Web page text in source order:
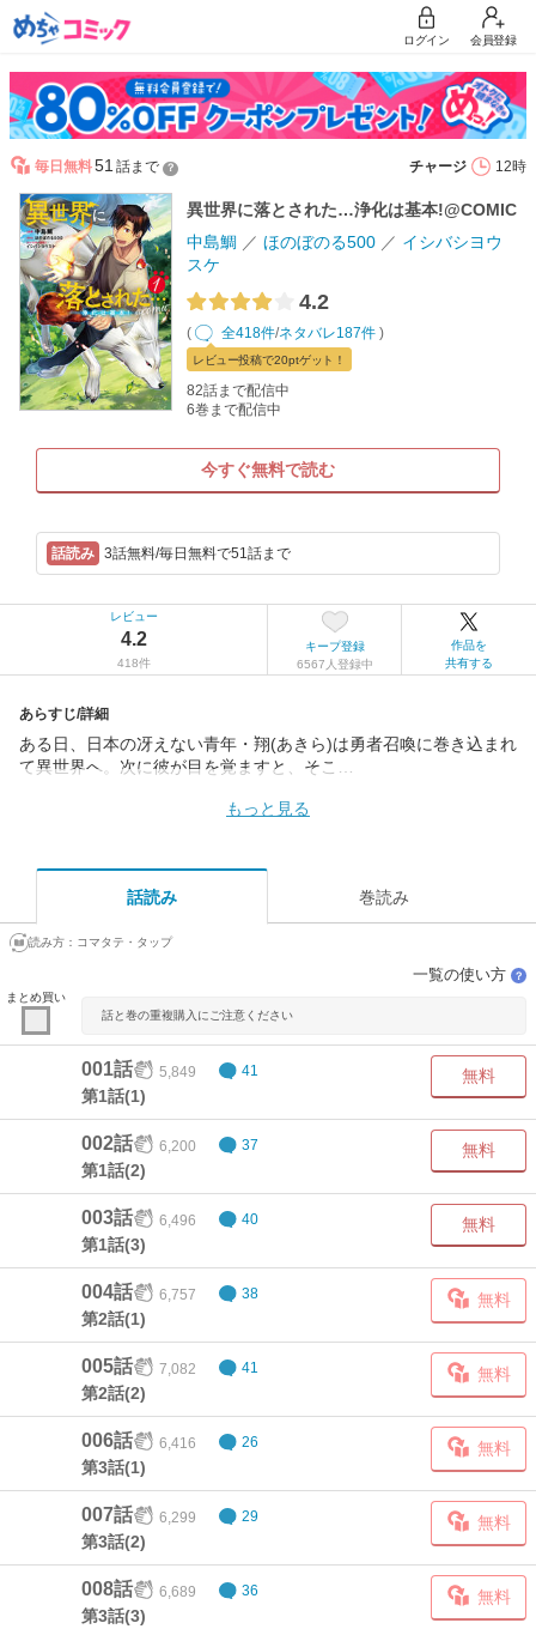
ログイン 会員登録
毎日無料51 話まで ？ チャージ 12時
異世界に落とされた…浄化は基本!@COMIC
中島鯛
ほのぼのる500
イシバシヨウ
スケ
4.2
( 全418件/ネタバレ187件 )
レビュー投稿で20ptゲット！
82話まで配信中
6巻まで配信中
今すぐ無料で読む
3話無料/毎日無料で51話まで
レビュー
4.2
418件
キープ登録
6567人登録中
作品を
共有する
あらすじ/詳細
ある日、日本の冴えない青年・翔(あきら)は勇者召喚に巻き込まれ
て異世界へ。次に彼が目を覚ますと、そこ…
もっと見る
話読み 巻読み
読み方： コマタテ・タップ
まとめ買い
一覧の使い方 ？
話と巻の重複購入にご注意ください
001話 5,849 41
第1話(1)
無料
002話 6,200 37
第1話(2)
無料
003話 6,496 40
第1話(3)
無料
004話 6,757 38
第2話(1)
無料
005話 7,082 41
第2話(2)
無料
006話 6,416 26
第3話(1)
無料
007話 6,299 29
第3話(2)
無料
008話 6,689 36
第3話(3)
無料